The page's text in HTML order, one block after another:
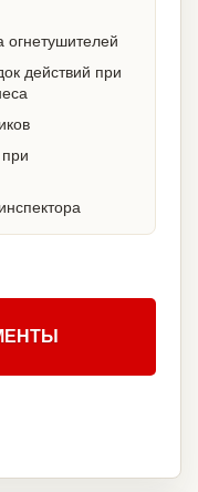
огнетушителей
действий при